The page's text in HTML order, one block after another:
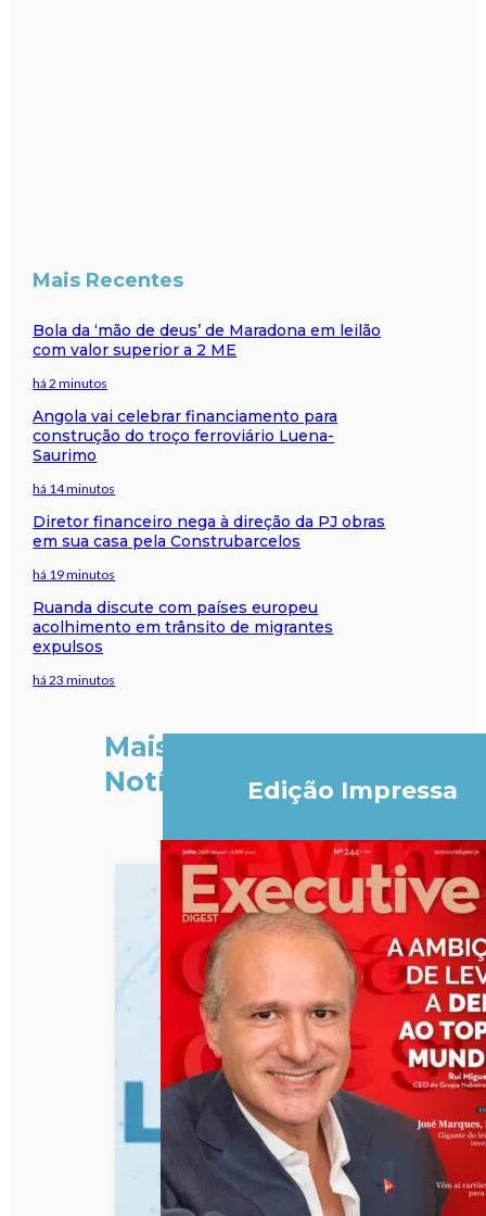
Mais Recentes
Bola da ‘mão de deus’ de Maradona em leilão
com valor superior a 2 ME
há 2 minutos
Angola vai celebrar financiamento para
construção do troço ferroviário Luena-
Saurimo
há 14 minutos
Diretor financeiro nega à direção da PJ obras
em sua casa pela Construbarcelos
há 19 minutos
Ruanda discute com países europeu
acolhimento em trânsito de migrantes
expulsos
há 23 minutos
Mais
Notícias
Edição Impressa